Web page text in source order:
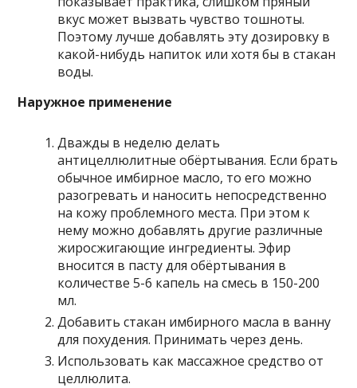
вкус может вызвать чувство тошноты.
Поэтому лучше добавлять эту дозировку в
какой-нибудь напиток или хотя бы в стакан
воды.
Наружное применение
Дважды в неделю делать
антицеллюлитные обёртывания. Если брать
обычное имбирное масло, то его можно
разогревать и наносить непосредственно
на кожу проблемного места. При этом к
нему можно добавлять другие различные
жиросжигающие ингредиенты. Эфир
вносится в пасту для обёртывания в
количестве 5-6 капель на смесь в 150-200
мл.
Добавить стакан имбирного масла в ванну
для похудения. Принимать через день.
Использовать как массажное средство от
целлюлита.